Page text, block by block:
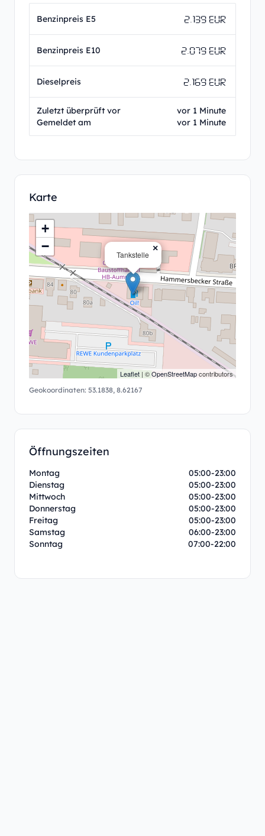
Benzinpreis E5 2.139 EUR
Benzinpreis E10 2.079 EUR
Dieselpreis 2.169 EUR
Zuletzt überprüft vor
Gemeldet am
vor 1 Minute
vor 1 Minute
Karte
Tankstelle
×
+
−
Leaflet | ©OpenStreetMapcontributors
Geokoordinaten: 53.1838, 8.62167
Öffnungszeiten
Montag
05:00-23:00
Dienstag
05:00-23:00
Mittwoch
05:00-23:00
Donnerstag
05:00-23:00
Freitag
05:00-23:00
Samstag
06:00-23:00
Sonntag
07:00-22:00